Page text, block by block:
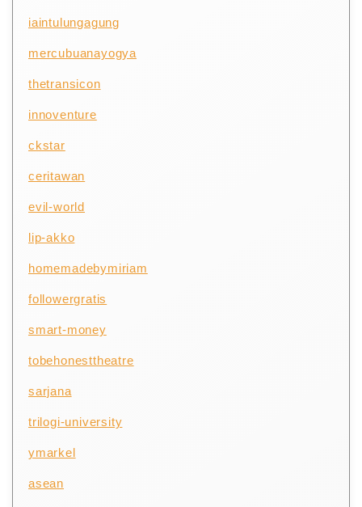
iaintulungagung
mercubuanayogya
thetransicon
innoventure
ckstar
ceritawan
evil-world
lip-akko
homemadebymiriam
followergratis
smart-money
tobehonesttheatre
sarjana
trilogi-university
ymarkel
asean